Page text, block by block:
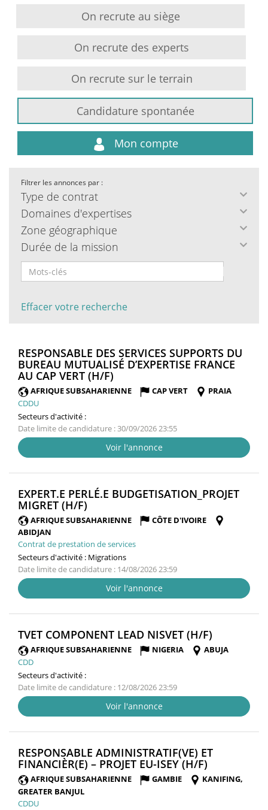
On recrute au siège
On recrute des experts
On recrute sur le terrain
Candidature spontanée
Mon compte
Filtrer les annonces par :
Type de contrat
Domaines d'expertises
Zone géographique
Durée de la mission
Effacer votre recherche
RESPONSABLE DES SERVICES SUPPORTS DU
BUREAU MUTUALISÉ D’EXPERTISE FRANCE
AU CAP VERT (H/F)
FENÊTRE)
AFRIQUE SUBSAHARIENNE CAP VERT
PRAIA
CDDU
Secteurs d'activité :
Date limite de candidature : 30/09/2026 23:55
Voir l'annonce
EXPERT.E PERLÉ.E BUDGETISATION_PROJET
MIGRET (H/F)
FENÊTRE)
AFRIQUE SUBSAHARIENNE
CÔTE D'IVOIRE
ABIDJAN
Contrat de prestation de services
Secteurs d'activité : Migrations
Date limite de candidature : 14/08/2026 23:59
Voir l'annonce
TVET COMPONENT LEAD NISVET (H/F)
FENÊTRE)
AFRIQUE SUBSAHARIENNE NIGERIA
ABUJA
CDD
Secteurs d'activité :
Date limite de candidature : 12/08/2026 23:59
Voir l'annonce
RESPONSABLE ADMINISTRATIF(VE) ET
FINANCIÈR(E) – PROJET EU-ISEY (H/F)
FENÊTRE)
AFRIQUE SUBSAHARIENNE GAMBIE
KANIFING,
GREATER BANJUL
CDDU